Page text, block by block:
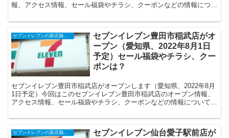
報、アクセス情報、セール福袋やチラシ、クーポンなどの情報につい
セブンイレブン豊田市稲武店がオ
ープン（愛知県、2022年8月1日
予定）セール福袋やチラシ、クー
ポンは？
セブンイレブン豊田市稲武店がオープンします（愛知県、2022年8月
1日予定）今回はこのセブンイレブン豊田市稲武店のオープン情報、
アクセス情報、セール福袋やチラシ、クーポンなどの情報についてま
セブンイレブンの新店舗開店予定・オープンセール（福袋）、クーポンなど
セブンイレブン仙台愛子駅前店が